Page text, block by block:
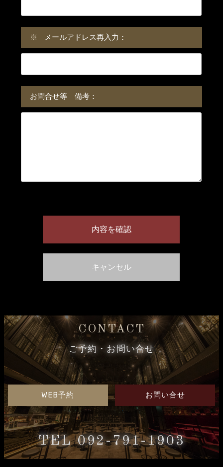
※ メールアドレス再入力：
お問合せ等 備考：
CONTACT
ご予約・お問い合せ
WEB予約 お問い合せ
TEL 092-791-1903